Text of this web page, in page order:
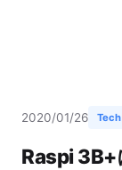
2020/01/26 Tech
Raspi 3B+